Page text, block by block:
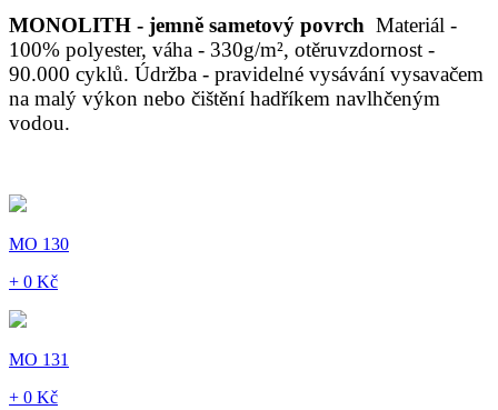
MONOLITH - jemně sametový povrch Materiál -
100% polyester, váha - 330g/m², otěruvzdornost -
90.000 cyklů. Údržba - pravidelné vysávání vysavačem
na malý výkon nebo čištění hadříkem navlhčeným
vodou.
MO 130
+ 0 Kč
MO 131
+ 0 Kč